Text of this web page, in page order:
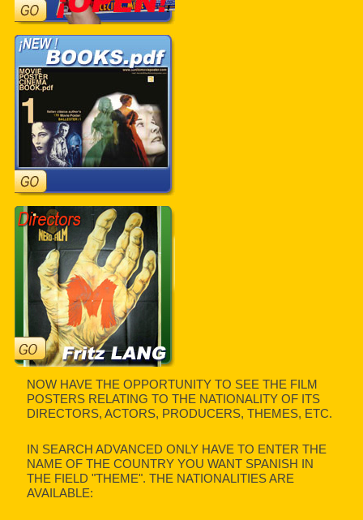
NOW HAVE THE OPPORTUNITY TO SEE THE FILM
POSTERS RELATING TO THE NATIONALITY OF ITS
DIRECTORS, ACTORS, PRODUCERS, THEMES, ETC.
IN SEARCH ADVANCED ONLY HAVE TO ENTER THE
NAME OF THE COUNTRY YOU WANT SPANISH IN
THE FIELD "THEME". THE NATIONALITIES ARE
AVAILABLE: